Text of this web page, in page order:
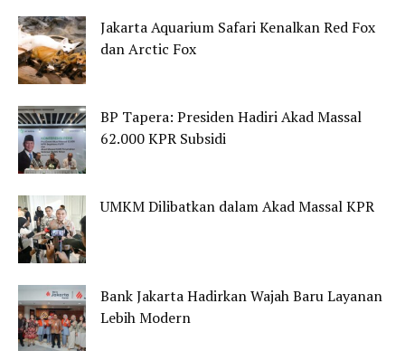
Jakarta Aquarium Safari Kenalkan Red Fox
dan Arctic Fox
BP Tapera: Presiden Hadiri Akad Massal
62.000 KPR Subsidi
UMKM Dilibatkan dalam Akad Massal KPR
Bank Jakarta Hadirkan Wajah Baru Layanan
Lebih Modern